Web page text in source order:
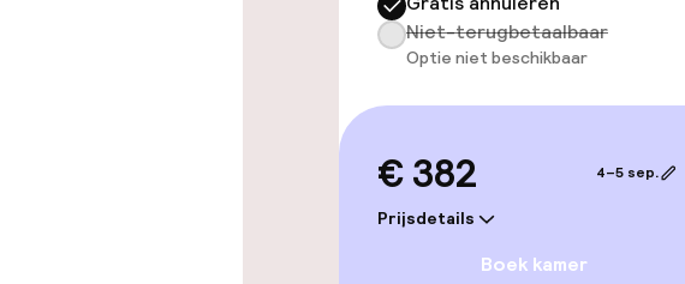
Fitnessruimte / gym
Entertainment
Gratis wifi
Tuin
Niet-terugbetaalbaar
Optie niet beschikbaar
€ 382
Prijsdetails
4–5 sep.
Boek kamer